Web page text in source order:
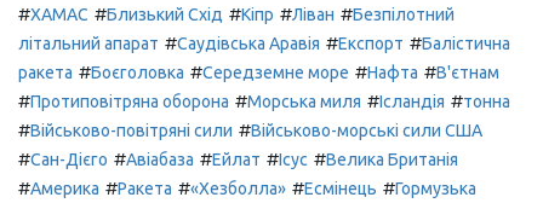
#ХАМАС #Близький Схід #Кіпр #Ліван #Безпілотний
літальний апарат #Саудівська Аравія #Експорт #Балістична
ракета #Боєголовка #Середземне море #Нафта #В'єтнам
#Протиповітряна оборона #Морська миля #Ісландія #тонна
#Військово-повітряні сили #Військово-морські сили США
#Сан-Дієго #Авіабаза #Ейлат #Ісус #Велика Британія
#Америка #Ракета #«Хезболла» #Есмінець #Гормузька